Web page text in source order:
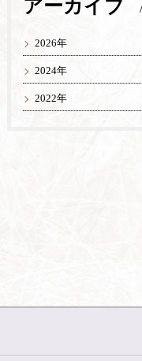
アーカイブ
2026年
2024年
2022年